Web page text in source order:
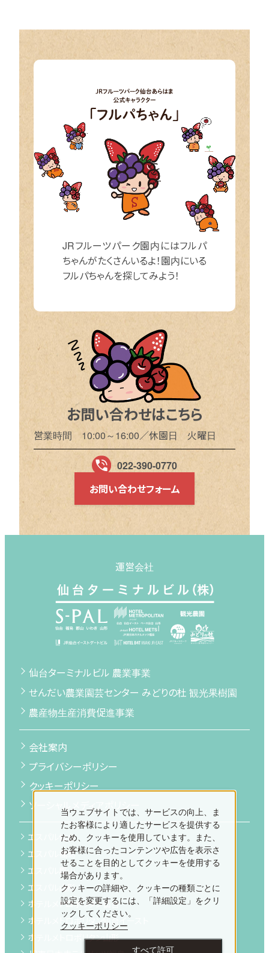
JRフルーツパーク園内にはフルパ
ちゃんがたくさんいるよ！園内にいる
フルパちゃんを探してみよう！
お問い合わせはこちら
営業時間 10:00～16:00／休園日 火曜日
022-390-0770
お問い合わせフォーム
運営会社
仙台ターミナルビル 農業事業
せんだい農業園芸センター みどりの杜 観光果樹園
農産物生産消費促進事業
会社案内
プライバシーポリシー
クッキーポリシー
ソーシャルメディアポリシー
エスパル仙台
エスパル福島
エスパル郡山
エスパル山形
ホテルメトロポリタン仙台
ホテルメトロポリタン仙台イースト
ホテルメトロポリタン山形
当ウェブサイトでは、サービスの向上、ま
たお客様により適したサービスを提供する
ため、クッキーを使用しています。また、
お客様に合ったコンテンツや広告を表示さ
せることを目的としてクッキーを使用する
場合があります。
クッキーの詳細や、クッキーの種類ごとに
設定を変更するには、「詳細設定」をクリ
ックしてください。
クッキーポリシー
すべて許可